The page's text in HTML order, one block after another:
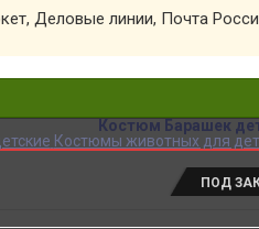
Деловые линии, Почта
Костюм Барашек
Костюмы животных для
ПОД